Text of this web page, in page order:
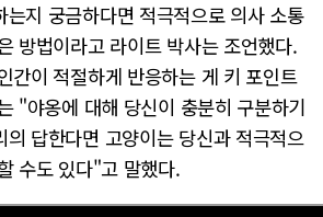
는지 궁금하다면 적극적으로 의사 소통
방법이라고 라이트 박사는 조언했다.
간이 적절하게 반응하는 게 키 포인트
"야옹에 대해 당신이 충분히 구분하기
의 답한다면 고양이는 당신과 적극적으
수도 있다"고 말했다.